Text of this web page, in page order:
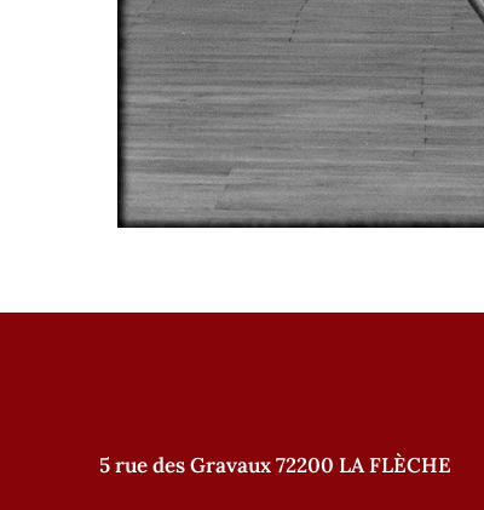
5 rue des Gravaux 72200 LA FLÈCHE